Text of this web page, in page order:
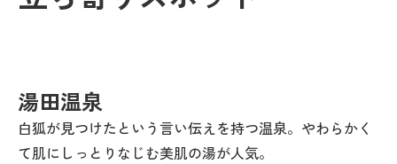
湯田温泉
白狐が見つけたという言い伝えを持つ温泉。やわらかく
て肌にしっとりなじむ美肌の湯が人気。